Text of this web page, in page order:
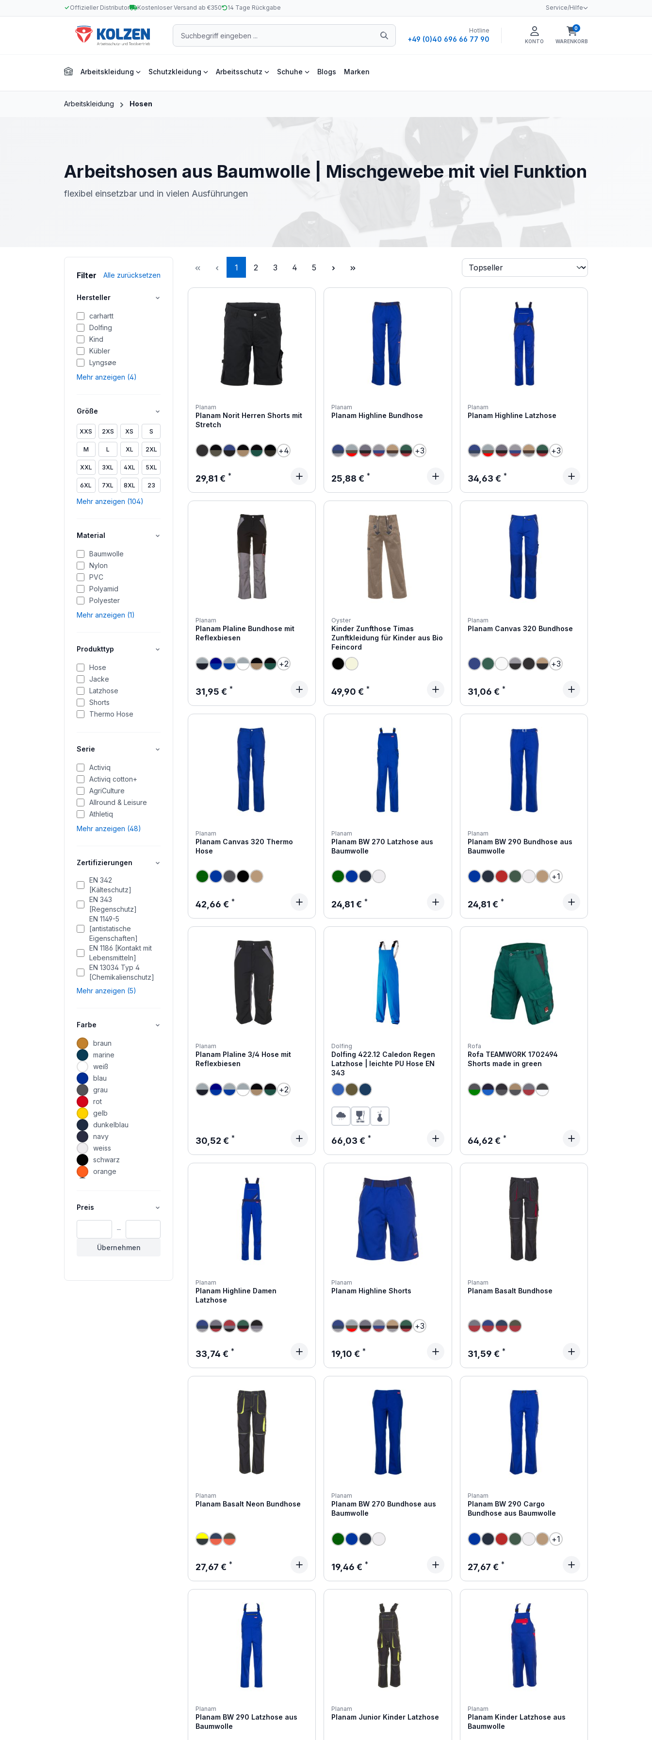
Hauptinhalt springen
Zur Suche springen
Zur Hauptnavigation springen
Offizieller Distributor Kostenloser Versand ab €350 14 Tage Rückgabe Service/Hilfe
Hotline
+49 (0)40 696 66 77 90 KONTO
0
WARENKORB
Warenkorb enthält
Arbeitskleidung Schutzkleidung Arbeitsschutz Schuhe Blogs Marken
Arbeitskleidung Hosen
Arbeitshosen aus Baumwolle | Mischgewebe mit viel Funktion
flexibel einsetzbar und in vielen Ausführungen
Filter Alle zurücksetzen
Hersteller
carhartt
Dolfing
Kind
Kübler
Lyngsøe
Mehr anzeigen (4)
Größe
XXS 2XS XS S
M L XL 2XL
XXL 3XL 4XL 5XL
6XL 7XL 8XL 23
Mehr anzeigen (104)
Material
Baumwolle
Nylon
PVC
Polyamid
Polyester
Mehr anzeigen (1)
Produkttyp
Hose
Jacke
Latzhose
Shorts
Thermo Hose
Serie
Activiq
Activiq cotton+
AgriCulture
Allround & Leisure
Athletiq
Mehr anzeigen (48)
Zertifizierungen
EN 342
[Kälteschutz]
EN 343
[Regenschutz]
EN 1149-5
[antistatische
Eigenschaften]
EN 1186 [Kontakt mit
Lebensmitteln]
EN 13034 Typ 4
[Chemikalienschutz]
Mehr anzeigen (5)
Farbe
braun
marine
weiß
blau
grau
rot
gelb
dunkelblau
navy
weiss
schwarz
orange
Preis
–
Übernehmen
Seite
1 Seite
2 Seite
3 Seite
4 Seite
5
Planam
Planam Norit Herren Shorts mit
Stretch
+4
Regulärer Preis:
29,81 €
Planam
Planam Highline Bundhose
+3
Regulärer Preis:
25,88 €
Planam
Planam Highline Latzhose
+3
Regulärer Preis:
34,63 €
Planam
Planam Plaline Bundhose mit
Reflexbiesen
+2
Regulärer Preis:
31,95 €
Oyster
Kinder Zunfthose Timas
Zunftkleidung für Kinder aus Bio
Feincord
Regulärer Preis:
49,90 €
Planam
Planam Canvas 320 Bundhose
+3
Regulärer Preis:
31,06 €
Planam
Planam Canvas 320 Thermo
Hose
Regulärer Preis:
42,66 €
Planam
Planam BW 270 Latzhose aus
Baumwolle
Regulärer Preis:
24,81 €
Planam
Planam BW 290 Bundhose aus
Baumwolle
+1
Regulärer Preis:
24,81 €
Planam
Planam Plaline 3/4 Hose mit
Reflexbiesen
+2
Regulärer Preis:
30,52 €
Dolfing
Dolfing 422.12 Caledon Regen
Latzhose | leichte PU Hose EN
343
Regulärer Preis:
66,03 €
Rofa
Rofa TEAMWORK 1702494
Shorts made in green
Regulärer Preis:
64,62 €
Planam
Planam Highline Damen
Latzhose
Regulärer Preis:
33,74 €
Planam
Planam Highline Shorts
+3
Regulärer Preis:
19,10 €
Planam
Planam Basalt Bundhose
Regulärer Preis:
31,59 €
Planam
Planam Basalt Neon Bundhose
Regulärer Preis:
27,67 €
Planam
Planam BW 270 Bundhose aus
Baumwolle
Regulärer Preis:
19,46 €
Planam
Planam BW 290 Cargo
Bundhose aus Baumwolle
+1
Regulärer Preis:
27,67 €
Planam
Planam BW 290 Latzhose aus
Baumwolle
Planam
Planam Junior Kinder Latzhose
Planam
Planam Kinder Latzhose aus
Baumwolle